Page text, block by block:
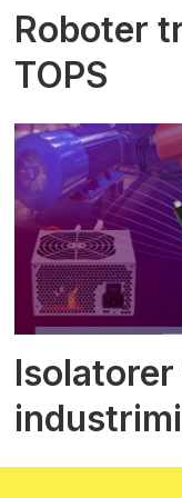
Roboter
TOPS